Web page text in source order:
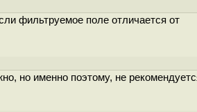
фильтруемое поле отличается от
но именно поэтому, не